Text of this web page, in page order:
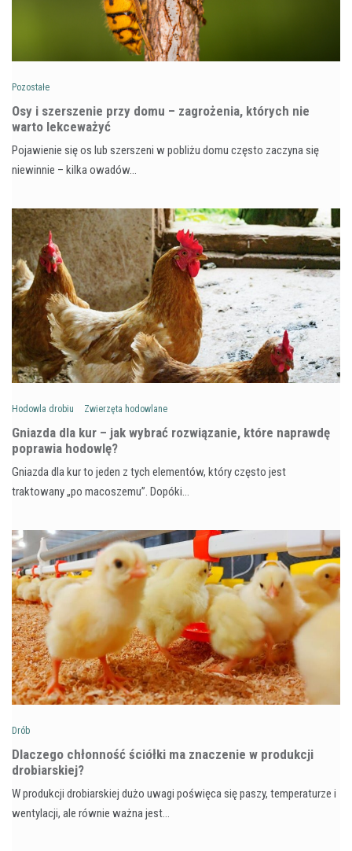
Pozostałe
Osy i szerszenie przy domu – zagrożenia, których nie
warto lekceważyć
Pojawienie się os lub szerszeni w pobliżu domu często zaczyna się
niewinnie – kilka owadów…
Hodowla drobiu Zwierzęta hodowlane
Gniazda dla kur – jak wybrać rozwiązanie, które naprawdę
poprawia hodowlę?
Gniazda dla kur to jeden z tych elementów, który często jest
traktowany „po macoszemu”. Dopóki…
Drób
Dlaczego chłonność ściółki ma znaczenie w produkcji
drobiarskiej?
W produkcji drobiarskiej dużo uwagi poświęca się paszy, temperaturze i
wentylacji, ale równie ważna jest…